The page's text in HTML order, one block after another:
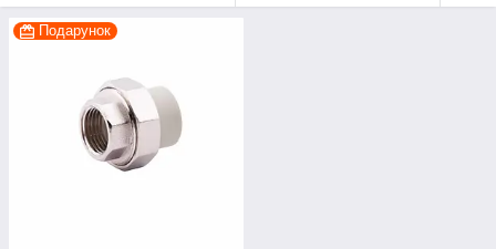
Подарунок